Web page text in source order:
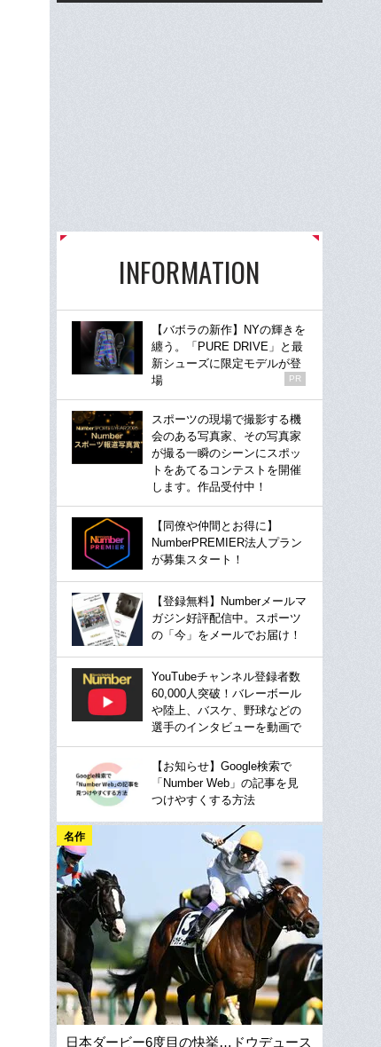
INFORMATION
【バボラの新作】NYの輝きを
纏う。「PURE DRIVE」と最
新シューズに限定モデルが登
場
PR
スポーツの現場で撮影する機
会のある写真家、その写真家
が撮る一瞬のシーンにスポッ
トをあてるコンテストを開催
します。作品受付中！
【同僚や仲間とお得に】
NumberPREMIER法人プラン
が募集スタート！
【登録無料】Numberメールマ
ガジン好評配信中。スポーツ
の「今」をメールでお届け！
YouTubeチャンネル登録者数
60,000人突破！バレーボール
や陸上、バスケ、野球などの
選手のインタビューを動画で
【お知らせ】Google検索で
「Number Web」の記事を見
つけやすくする方法
名作
日本ダービー6度目の快挙…ドウデュース